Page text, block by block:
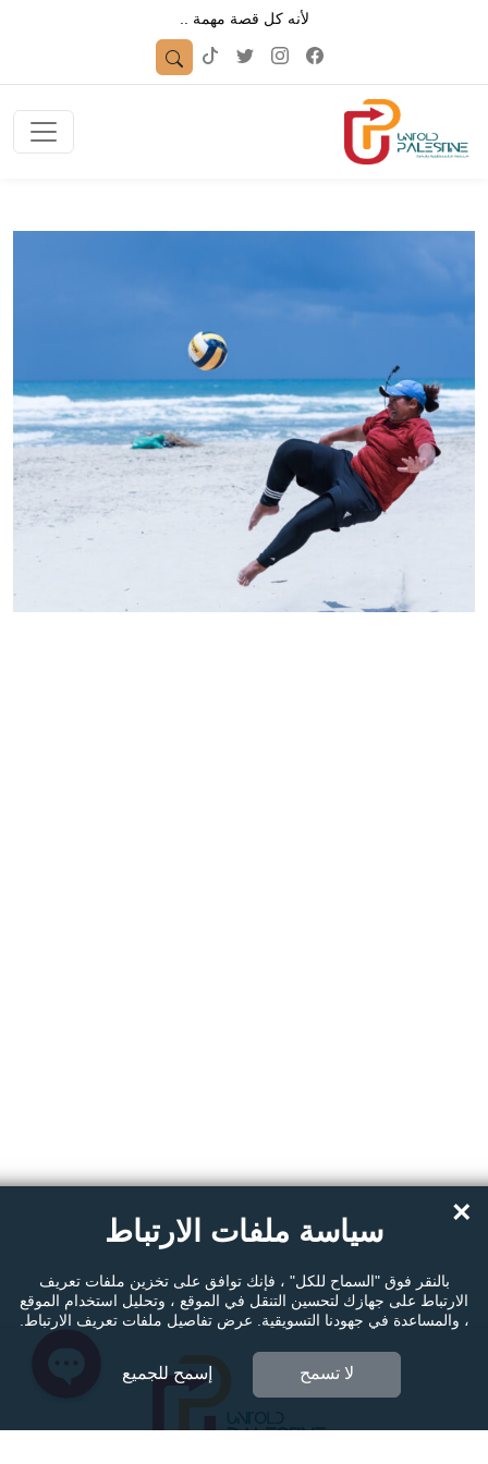
لأنه كل قصة مهمة ..
سياسة ملفات الارتباط
بالنقر فوق "السماح للكل" ، فإنك توافق على تخزين ملفات تعريف
الارتباط على جهازك لتحسين التنقل في الموقع ، وتحليل استخدام الموقع
، والمساعدة في جهودنا التسويقية. عرض تفاصيل ملفات تعريف الارتباط.
لا تسمح إسمح للجميع
×
Facebook Messenger